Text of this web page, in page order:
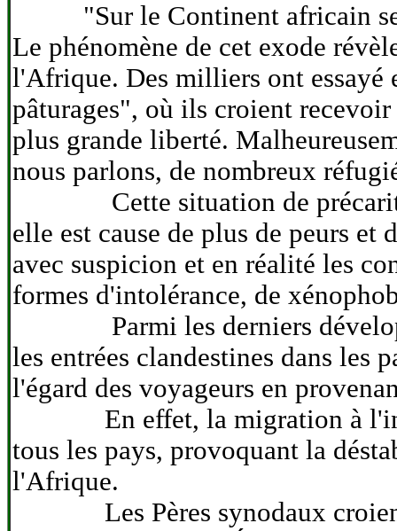
"Sur le Continent africain se
Le phénomène de cet exode
l'Afrique. Des milliers ont essayé
pâturages", où ils croient
plus grande liberté.
nous parlons, de nombreux
Cette situation de précarité
elle est cause de plus de peurs
avec suspicion et en réalité les
formes d'intolérance, de
Parmi les derniers
les entrées clandestines dans les
l'égard des voyageurs en
En effet, la migration à
tous les pays, provoquant la
l'Afrique.
Les Pères synodaux croient,